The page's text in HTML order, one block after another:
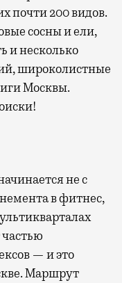
почти 200 видов.
сосны и ели,
и несколько
широколистные
Москвы.
не с
в фитнес,
частью
— и это
Маршрут